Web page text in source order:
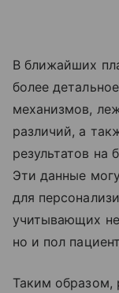
В ближайших
более
механизмов,
различий, а
результатов на
Эти данные
для
учитывающих
но и пол
Таким образом,